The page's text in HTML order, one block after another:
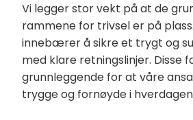
Vi legger stor vekt på at de
rammene for trivsel er på
innebærer å sikre et trygt og
med klare retningslinjer. Disse
grunnleggende for at våre
trygge og fornøyde i